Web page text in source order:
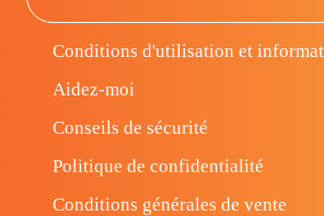
Conditions d'utilisation et
Aidez-moi
Conseils de sécurité
Politique de confidentialité
Conditions générales de vente